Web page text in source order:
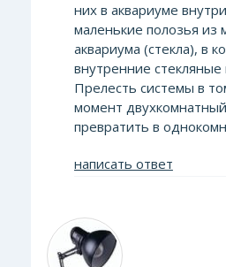
них в аквариуме
маленькие полозья из
аквариума (стекла), в
внутренние стекляные
Прелесть системы в
момент
превратить в
написать ответ